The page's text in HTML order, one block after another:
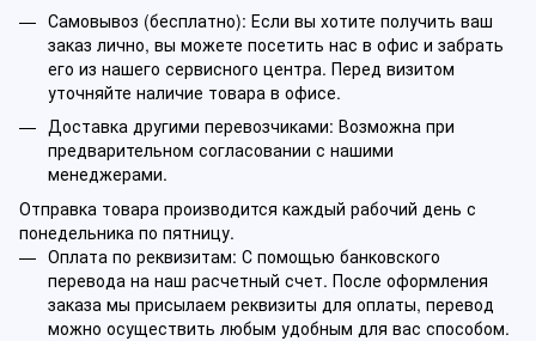
Самовывоз (бесплатно): Если вы хотите получить ваш
заказ лично, вы можете посетить нас в офис и забрать
его из нашего сервисного центра. Перед визитом
уточняйте наличие товара в офисе.
Доставка другими перевозчиками: Возможна при
предварительном согласовании с нашими
менеджерами.
Отправка товара производится каждый рабочий день с
понедельника по пятницу.
Оплата по реквизитам: С помощью банковского
перевода на наш расчетный счет. После оформления
заказа мы присылаем реквизиты для оплаты, перевод
можно осуществить любым удобным для вас способом.